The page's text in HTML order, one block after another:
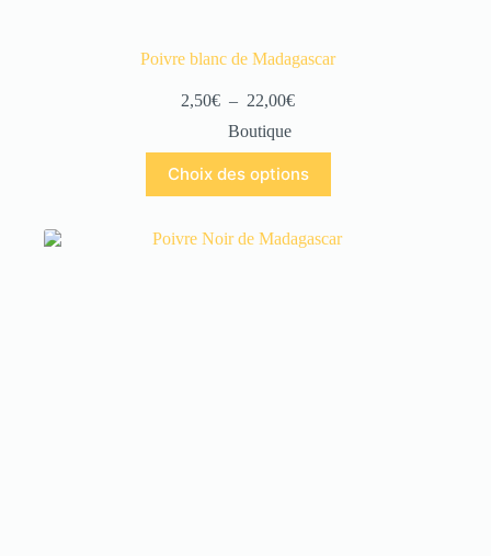
Poivre blanc de Madagascar
2,50€ – 22,00€
Boutique
Choix des options